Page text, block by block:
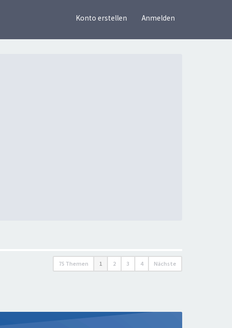
Konto erstellen Anmelden
75 Themen 1 2 3 4 Nächste